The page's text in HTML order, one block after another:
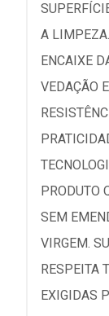
A
ENCAIXE
VEDAÇÃO
PRODUTO
SEM
VIRGEM.
RESPEITA
EXIGIDAS